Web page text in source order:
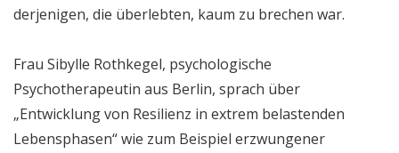
derjenigen, die überlebten, kaum zu brechen war.
Frau Sibylle Rothkegel, psychologische
Psychotherapeutin aus Berlin, sprach über
„Entwicklung von Resilienz in extrem belastenden
Lebensphasen“ wie zum Beispiel erzwungener